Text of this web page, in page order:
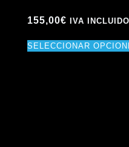
155,00€ IVA INCLUIDO
SELECCIONAR